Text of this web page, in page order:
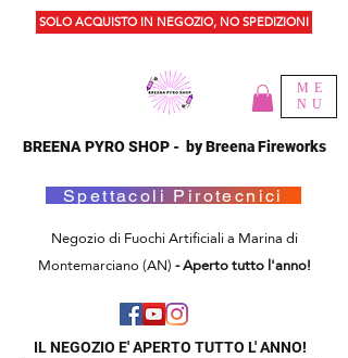
ME
NU
BREENA PYRO SHOP - by Breena Fireworks
Spettacoli Pirotecnici
Negozio di Fuochi Artificiali a Marina di
Montemarciano (AN)- Aperto tutto l'anno!
IL NEGOZIO E' APERTO TUTTO L' ANNO!
SOLO ACQUISTO IN NEGOZIO, NO SPEDIZIONI